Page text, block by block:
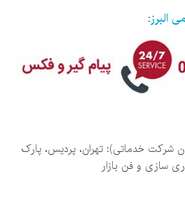
البرز:
شرکت خدماتی): تهران، پردیس، پارک
سازی و فن بازار